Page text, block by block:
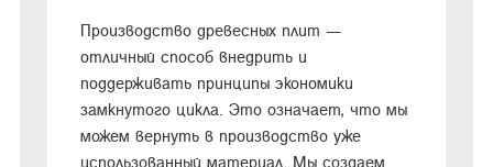
Производство древесных плит —
отличный способ внедрить и
поддерживать принципы экономики
замкнутого цикла. Это означает, что мы
можем вернуть в производство уже
использованный материал. Мы создаем